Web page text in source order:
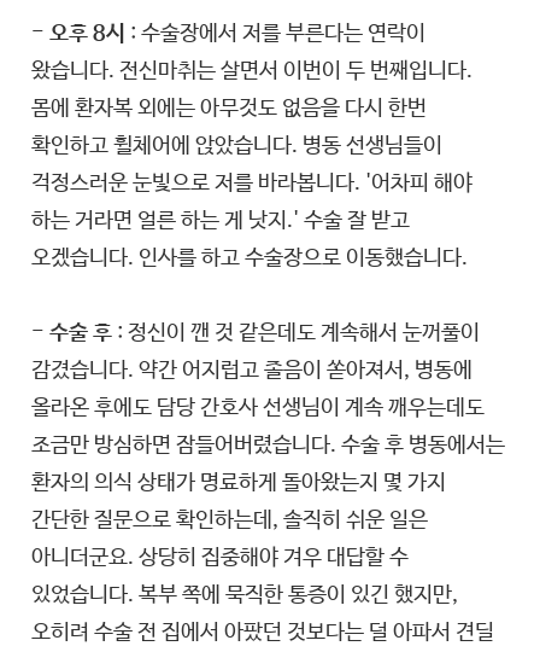
- 오후 8시 : 수술장에서 저를 부른다는 연락이
왔습니다. 전신마취는 살면서 이번이 두 번째입니다.
몸에 환자복 외에는 아무것도 없음을 다시 한번
확인하고 휠체어에 앉았습니다. 병동 선생님들이
걱정스러운 눈빛으로 저를 바라봅니다. '어차피 해야
하는 거라면 얼른 하는 게 낫지.' 수술 잘 받고
오겠습니다. 인사를 하고 수술장으로 이동했습니다.
- 수술 후 : 정신이 깬 것 같은데도 계속해서 눈꺼풀이
감겼습니다. 약간 어지럽고 졸음이 쏟아져서, 병동에
올라온 후에도 담당 간호사 선생님이 계속 깨우는데도
조금만 방심하면 잠들어버렸습니다. 수술 후 병동에서는
환자의 의식 상태가 명료하게 돌아왔는지 몇 가지
간단한 질문으로 확인하는데, 솔직히 쉬운 일은
아니더군요. 상당히 집중해야 겨우 대답할 수
있었습니다. 복부 쪽에 묵직한 통증이 있긴 했지만,
오히려 수술 전 집에서 아팠던 것보다는 덜 아파서 견딜